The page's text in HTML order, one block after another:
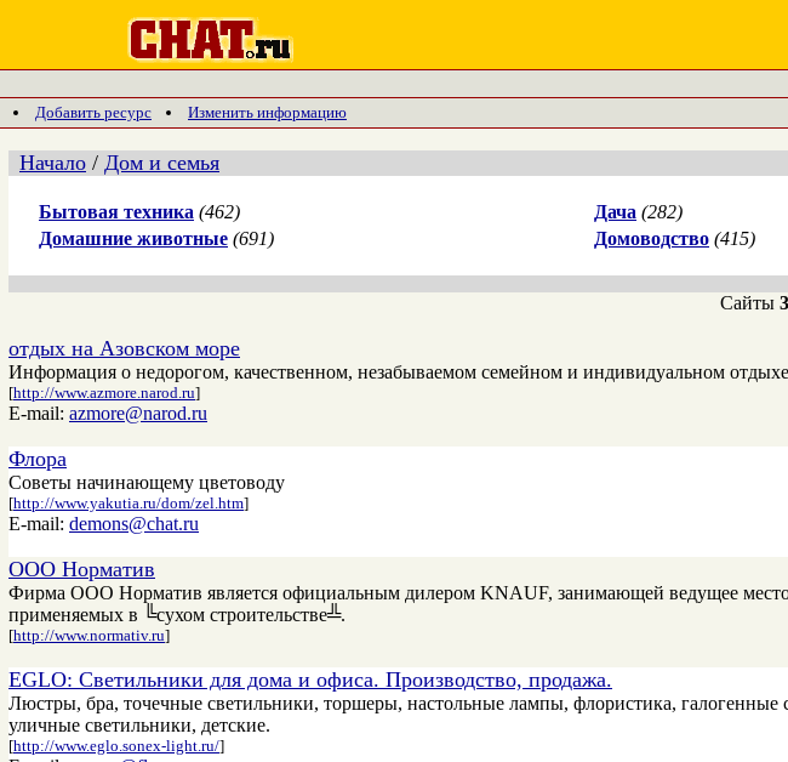
Добавить ресурс Изменить информацию
Начало / Дом и семья
Бытовая техника (462) Дача (282)
Домашние животные (691) Домоводство (415)
Сайты
отдых на Азовском море
Информация о недорогом, качественном, незабываемом семейном и индивидуальном
[http://www.azmore.narod.ru]
E-mail: azmore@narod.ru
Флора
Советы начинающему цветоводу
[http://www.yakutia.ru/dom/zel.htm]
E-mail: demons@chat.ru
ООО Норматив
Фирма ООО Норматив является официальным дилером KNAUF, занимающей ведущее
применяемых в ╚сухом строительстве╩.
[http://www.normativ.ru]
EGLO: Светильники для дома и офиса. Производство, продажа.
Люстры, бра, точечные светильники, торшеры, настольные лампы, флористика,
уличные светильники, детские.
[http://www.eglo.sonex-light.ru/]